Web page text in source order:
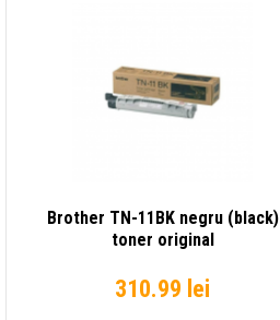
Brother TN-11BK negru (black)
toner original
310.99 lei